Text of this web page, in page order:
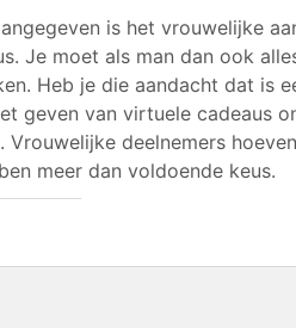
is het vrouwelijke
Je moet als man dan ook
Heb je die aandacht dat is
geven van virtuele cadeaus
deelnemers
meer dan voldoende keus.